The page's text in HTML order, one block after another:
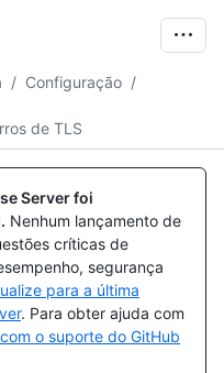
/ Configuração /
de TLS
Server foi
. Nenhum lançamento de
críticas de
segurança
para a última
. Para obter ajuda com
o suporte do GitHub